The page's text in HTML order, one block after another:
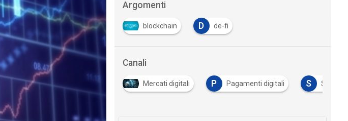
Argomenti
blockchain D de-fi
Canali
Cittadinanza digitale Mercati digitali P Pagamenti digitali S Startup